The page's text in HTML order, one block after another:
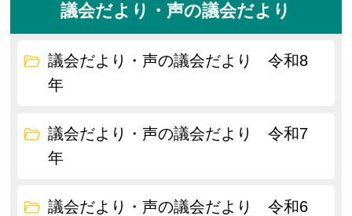
議会だより・声の議会だより
議会だより・声の議会だより 令和8
年
議会だより・声の議会だより 令和7
年
議会だより・声の議会だより 令和6